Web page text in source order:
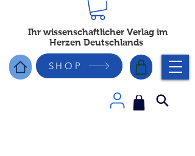
Ihr wissenschaftlicher Verlag im
Herzen Deutschlands
SHOP